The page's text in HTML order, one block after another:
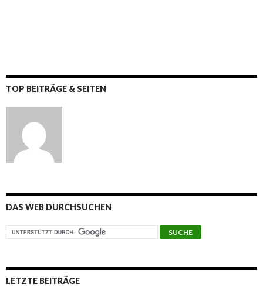
TOP BEITRÄGE & SEITEN
DAS WEB DURCHSUCHEN
LETZTE BEITRÄGE